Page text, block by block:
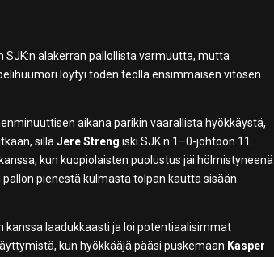
SJK:n alakerran pallollista varmuutta, mutta
löytyi toden teolla ensimmäisen vitosen
aikana parikin vaarallista hyökkäystä,
silläJere Streng iski SJK:n 1–0-johtoon 11.
kanssa, kun kuopiolaisten puolustus jäi hölmistyneenä
pienestä kulmasta tolpan kautta sisään.
kanssa laadukkaasti ja loi potentiaalisimmat
kun hyökkääjä pääsi puskemaan Kasper